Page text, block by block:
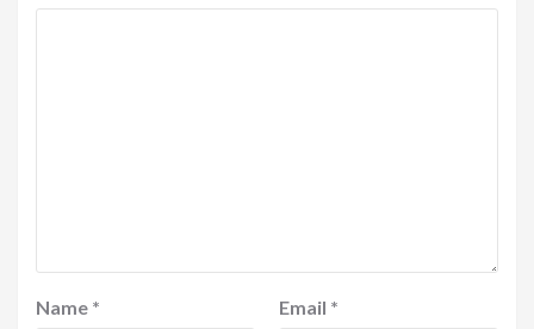
Name * Email *